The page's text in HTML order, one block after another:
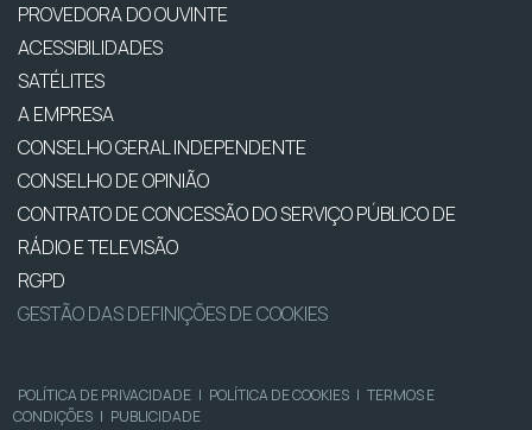
PROVEDORA DO OUVINTE
ACESSIBILIDADES
SATÉLITES
A EMPRESA
CONSELHO GERAL INDEPENDENTE
CONSELHO DE OPINIÃO
CONTRATO DE CONCESSÃO DO SERVIÇO PÚBLICO DE
RÁDIO E TELEVISÃO
RGPD
GESTÃO DAS DEFINIÇÕES DE COOKIES
POLÍTICA DE PRIVACIDADE | POLÍTICA DE COOKIES | TERMOS E
CONDIÇÕES | PUBLICIDADE